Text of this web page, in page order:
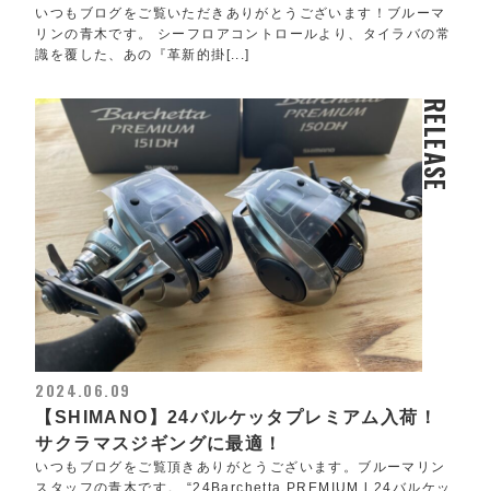
いつもブログをご覧いただきありがとうございます！ブルーマ
リンの青木です。 シーフロアコントロールより、タイラバの常
識を覆した、あの『革新的掛[...]
RELEASE
2024.06.09
【SHIMANO】24バルケッタプレミアム入荷！
サクラマスジギングに最適！
いつもブログをご覧頂きありがとうございます。ブルーマリン
スタッフの青木です。 “24Barchetta PREMIUM l 24バルケッ